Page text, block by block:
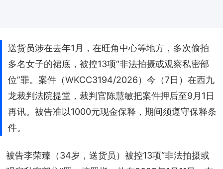
送货员涉在去年1月，在旺角中心等地方，多次偷拍
多名女子的裙底，被控13项“非法拍摄或观察私密部
位”罪。案件（WKCC3194/2026）今（7日）在西九
龙裁判法院提堂，裁判官陈慧敏把案件押后至9月1日
再讯。被告准以1000元现金保释，期间须遵守保释条
件。
被告李荣臻（34岁，送货员）被控13项“非法拍摄或